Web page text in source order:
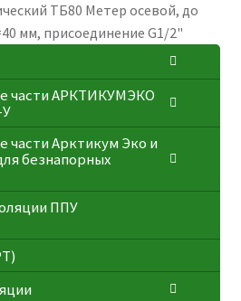
ТБ80 Метер осевой, до
мм, присоединение G1/2"
части АРКТИКУМЭКО
части Арктикум Эко и
безнапорных
ППУ